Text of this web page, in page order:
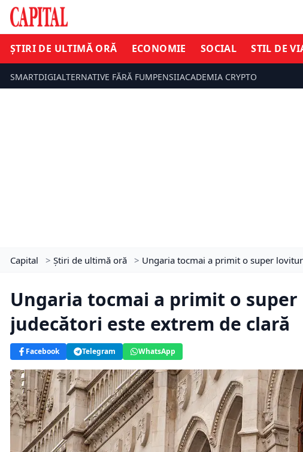
ȘTIRI DE ULTIMĂ ORĂ ECONOMIE SOCIAL STIL DE
SMARTDIGIALTERNATIVE FĂRĂ FUMPENSIIACADEMIA CRYPTO
Capital > Știri de ultimă oră > Ungaria tocmai a primit o super
Ungaria tocmai a primit o
judecători este extrem de clară
Facebook Telegram WhatsApp